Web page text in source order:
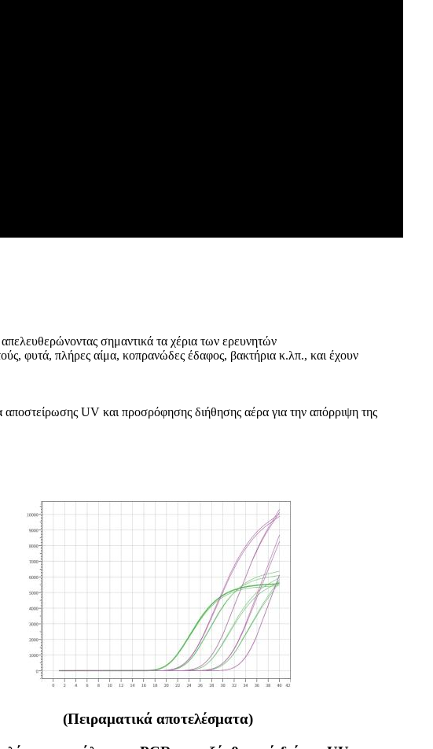
σημαντικά τα χέρια των ερευνητών
φυτά, πλήρες αίμα, κοπρανώδες έδαφος, βακτήρια κ.λπ., και έχουν
αποστείρωσης UV και προσρόφησης διήθησης αέρα για την απόρριψη της
(Πειραματικά αποτελέσματα)